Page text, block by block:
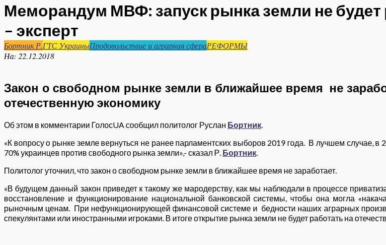
Меморандум МВФ: запуск рынка земли не будет
– эксперт
Бортник Р.ГТС УкраиныПродовольствие и аграрная сфераРЕФОРМЫ
На: 22.12.2018
Закон о свободном рынке земли в ближайшее время не
отечественную экономику
Об этом в комментарии ГолосUA сообщил политолог Руслан Бортник.
«К вопросу о рынке земле вернуться не ранее парламентских выборов 2019 года. В лучшем случае, в
70% украинцев против свободного рынка земли»,- сказал Р. Бортник.
Политолог уточнил, что закон о свободном рынке земли в ближайшее время не заработает.
«В будущем данный закон приведет к такому же мародерству, как мы наблюдали в процессе
восстановление и функционирование национальной банковской системы, чтобы она могла
рыночным ценам. При нефункционирующей финансовой системе и бедности наших аграрных
спекулянтами или иностранными игроками. В итоге открытие рынка земли не будет работать на